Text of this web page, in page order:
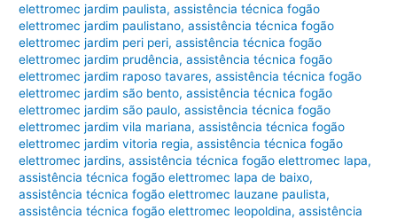
elettromec jardim paulista,assistência técnica fogão
elettromec jardim paulistano,assistência técnica fogão
elettromec jardim peri peri,assistência técnica fogão
elettromec jardim prudência,assistência técnica fogão
elettromec jardim raposo tavares,assistência técnica fogão
elettromec jardim são bento,assistência técnica fogão
elettromec jardim são paulo,assistência técnica fogão
elettromec jardim vila mariana,assistência técnica fogão
elettromec jardim vitoria regia,assistência técnica fogão
elettromec jardins,assistência técnica fogão elettromec lapa,
assistência técnica fogão elettromec lapa de baixo,
assistência técnica fogão elettromec lauzane paulista,
assistência técnica fogão elettromec leopoldina,assistência